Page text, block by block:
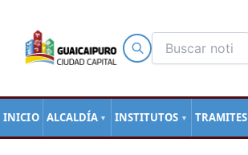
INICIO ALCALDÍA ▼ INSTITUTOS ▼ TRAMITES
contenido